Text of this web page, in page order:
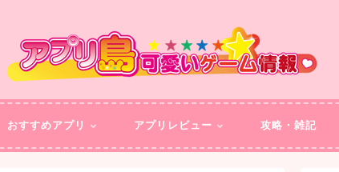
おすすめアプリ アプリレビュー 攻略・雑記